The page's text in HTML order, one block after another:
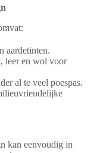
aardetinten.
leer en wol voor
al te veel poespas.
kan eenvoudig in